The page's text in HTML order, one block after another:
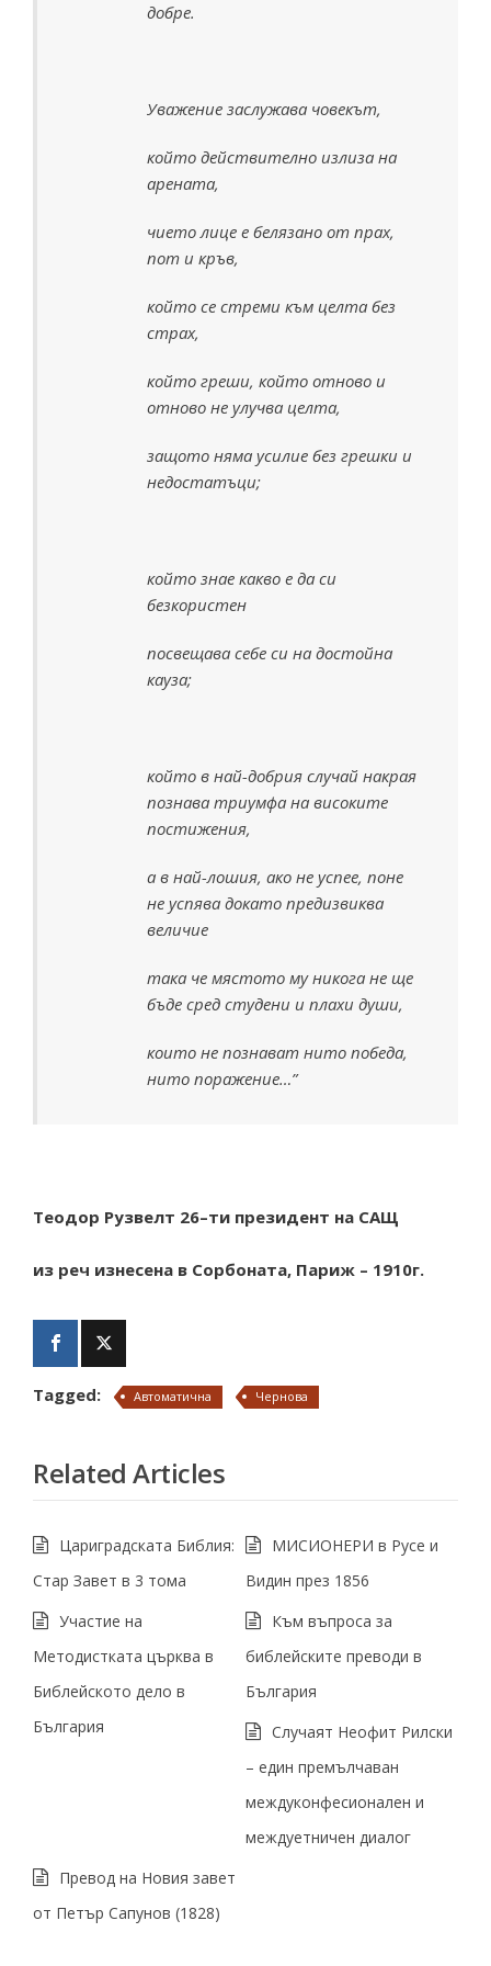
добре.
Уважение заслужава човекът,
който действително излиза на
арената,
чието лице е белязано от прах,
пот и кръв,
който се стреми към целта без
страх,
който греши, който отново и
отново не улучва целта,
защото няма усилие без грешки и
недостатъци;
който знае какво е да си
безкористен
посвещава себе си на достойна
кауза;
който в най-добрия случай накрая
познава триумфа на високите
постижения,
а в най-лошия, ако не успее, поне
не успява докато предизвиква
величие
така че мястото му никога не ще
бъде сред студени и плахи души,
които не познават нито победа,
нито поражение…”
Теодор Рузвелт 26–ти президент на САЩ
из реч изнесена в Сорбоната, Париж – 1910г.
Tagged: Автоматична Чернова
Related Articles
Цариградската Библия:
Стар Завет в 3 тома
МИСИОНЕРИ в Русе и
Видин през 1856
Участие на
Методистката църква в
Библейското дело в
България
Към въпроса за
библейските преводи в
България
Случаят Неофит Рилски
– един премълчаван
междуконфесионален и
междуетничен диалог
Превод на Новия завет
от Петър Сапунов (1828)